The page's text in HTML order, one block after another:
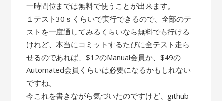
一時間位までは無料で使うことが出来ます。
１テスト30ｓくらいで実行できるので、全部のテ
ストを一度通してみるくらいなら無料でも行ける
けれど、本当にコミットするたびに全テスト走ら
せるのであれば、$12のManual会員か、$49の
Automated会員くらいは必要になるかもしれない
ですね。
今これを書きながら気づいたのですけど、github